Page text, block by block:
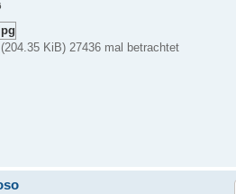
KiB) 27436 mal betrachtet